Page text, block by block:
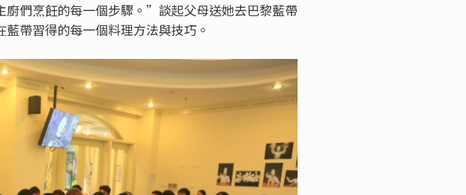
們烹飪的每一個步驟。”談起父母送她去巴黎藍帶
帶習得的每一個料理方法與技巧。